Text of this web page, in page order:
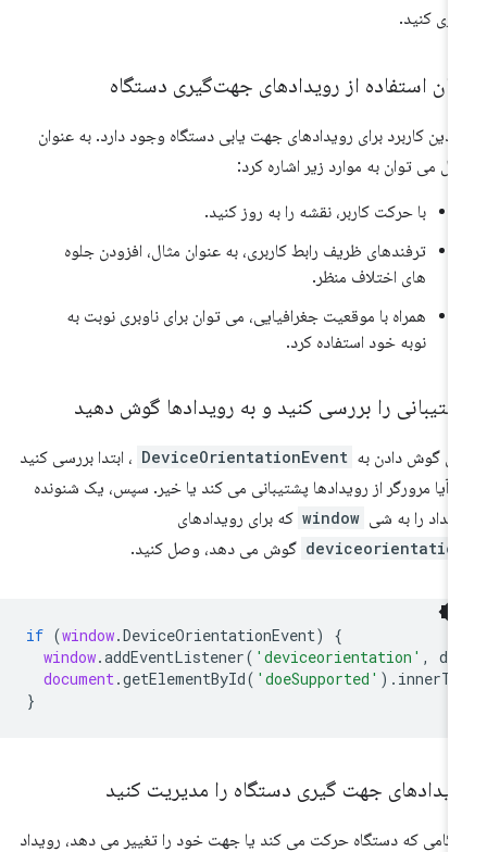
کنید.
استفاده از رویدادهای جهت‌گیری دستگاه
کاربرد برای رویدادهای جهت یابی دستگاه وجود دارد. به عنوان
می توان به موارد زیر اشاره کرد:
با حرکت کاربر، نقشه را به روز کنید.
ترفندهای ظریف رابط کاربری، به عنوان مثال، افزودن جلوه
های اختلاف منظر.
همراه با موقعیت جغرافیایی، می توان برای ناوبری نوبت به
نوبه خود استفاده کرد.
را بررسی کنید و به رویدادها گوش دهید
گوش دادن به DeviceOrientationEvent ، ابتدا بررسی کنید
آیا مرورگر از رویدادها پشتیبانی می کند یا خیر. سپس، یک شنونده
را به شی window که برای رویدادهای
گوش می دهد، وصل کنید.
if (window.DeviceOrientationEvent
window.addEventListener('deviceorientation'
document.getElementById('doeSupported').
جهت گیری دستگاه را مدیریت کنید
که دستگاه حرکت می کند یا جهت خود را تغییر می دهد، رویداد